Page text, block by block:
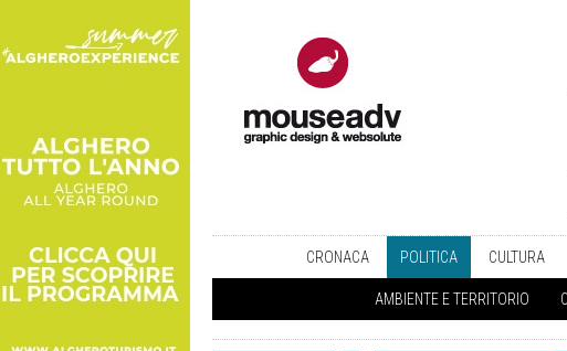
CRONACA POLITICA CULTURA
AMBIENTE E TERRITORIO